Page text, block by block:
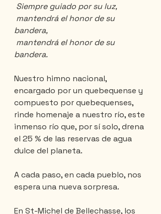
Siempre guiado por su luz,
bandera,
bandera.
Nuestro himno nacional,
encargado por un quebequense y
compuesto por quebequenses,
rinde homenaje a nuestro río, este
inmenso río que, por sí solo, drena
el 25 % de las reservas de agua
dulce del planeta.
A cada paso, en cada pueblo, nos
espera una nueva sorpresa.
En St-Michel de Bellechasse, los